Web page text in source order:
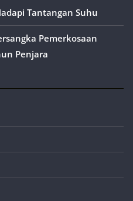
Tantangan Suhu
Pemerkosaan
Penjara